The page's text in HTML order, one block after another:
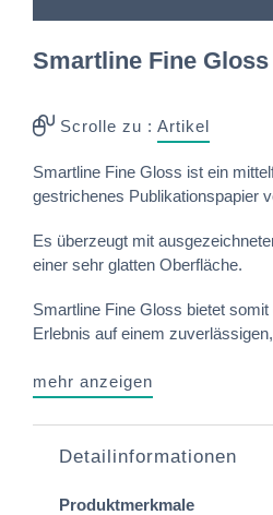
Smartline Fine Gloss
Scrolle zu : Artikel
Smartline Fine Gloss ist ein
gestrichenes Publikationspapier
Es überzeugt mit
einer sehr glatten Oberfläche.
Smartline Fine Gloss bietet
Erlebnis auf einem
mehr anzeigen
Detailinformationen
Produktmerkmale